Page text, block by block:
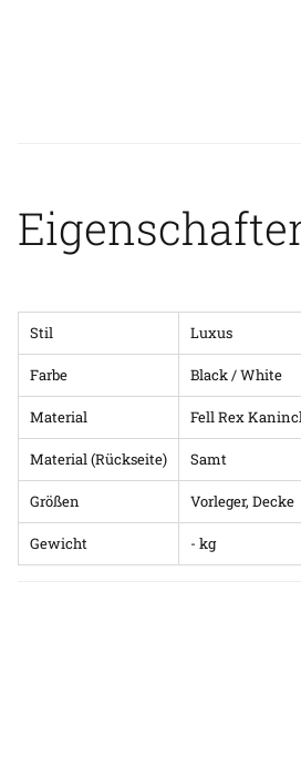
Stil Luxus
Farbe Black / White
Material Fell Rex
Material (Rückseite) Samt
Größen Vorleger, Decke
Gewicht - kg